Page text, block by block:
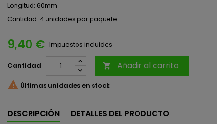
Longitud: 60mm
Cantidad: 4 unidades por paquete
9,40 € Impuestos incluidos
Cantidad  Añadir al carrito
 Últimas unidades en stock
DESCRIPCIÓN
DETALLES DEL PRODUCTO